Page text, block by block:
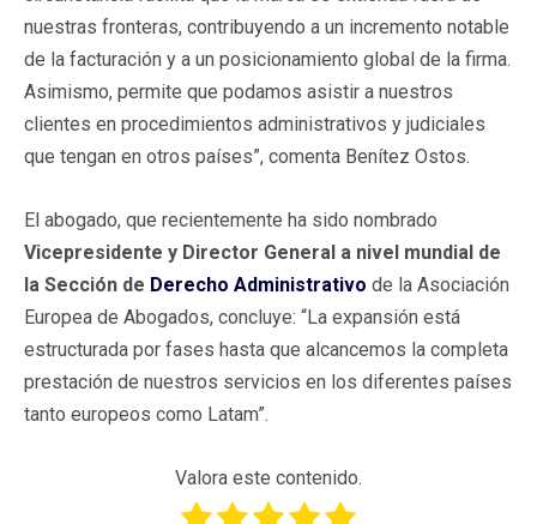
nuestras fronteras, contribuyendo a un incremento notable
de la facturación y a un posicionamiento global de la firma.
Asimismo, permite que podamos asistir a nuestros
clientes en procedimientos administrativos y judiciales
que tengan en otros países”, comenta Benítez Ostos.
El abogado, que recientemente ha sido nombrado
Vicepresidente y Director General a nivel mundial de
la Sección de Derecho Administrativo de la Asociación
Europea de Abogados, concluye: “La expansión está
estructurada por fases hasta que alcancemos la completa
prestación de nuestros servicios en los diferentes países
tanto europeos como Latam”.
Valora este contenido.